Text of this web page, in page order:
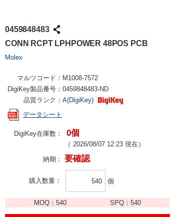
0459848483
CONN RCPT LPHPOWER 48POS PCB
Molex
マルツコード： M1008-7572
DigiKey製品番号： 0459848483-ND
品質ランク： A(DigiKey)
データシート
DigiKey在庫数： 0個
（ 2026/08/07 12:23 現在）
納期： 要確認
購入数量 個
MOQ：540 SPQ： 540